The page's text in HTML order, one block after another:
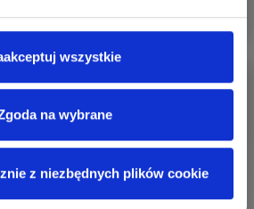
wszystkie
na wybrane
z niezbędnych plików cookie
Zgłoś naruszenie